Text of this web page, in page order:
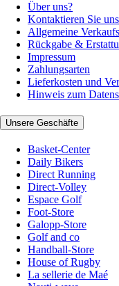
Über uns?
Kontaktieren Sie uns
Allgemeine
Rückgabe &
Impressum
Zahlungsarten
Lieferkosten und
Hinweis zum
Unsere Geschäfte
Basket-Center
Daily Bikers
Direct Running
Direct-Volley
Espace Golf
Foot-Store
Galopp-Store
Golf and co
Handball-Store
House of Rugby
La sellerie de Maé